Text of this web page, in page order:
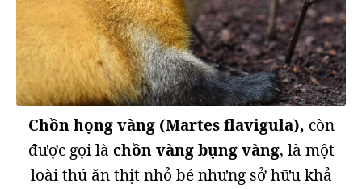
Chồn họng vàng (Martes flavigula), còn
được gọi là chồn vàng bụng vàng, là một
loài thú ăn thịt nhỏ bé nhưng sở hữu khả